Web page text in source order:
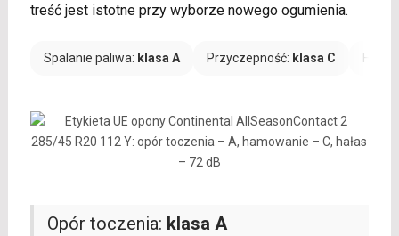
treść jest istotne przy wyborze nowego ogumienia.
Spalanie paliwa: klasa A Przyczepność: klasa C
Opór toczenia: klasa A